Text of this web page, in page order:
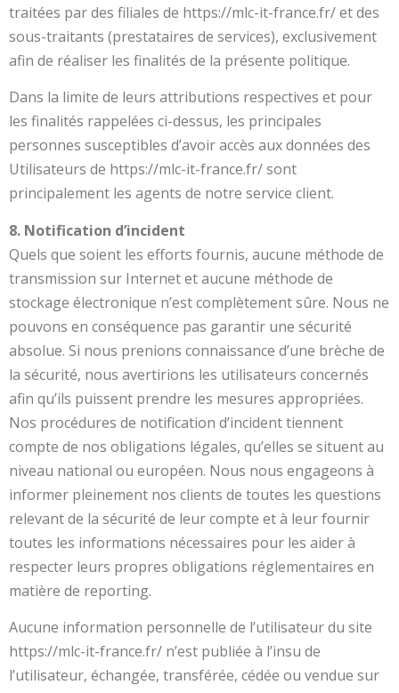
traitées par des filiales de https://mlc-it-france.fr/ et des
sous-traitants (prestataires de services), exclusivement
afin de réaliser les finalités de la présente politique.
Dans la limite de leurs attributions respectives et pour
les finalités rappelées ci-dessus, les principales
personnes susceptibles d’avoir accès aux données des
Utilisateurs de https://mlc-it-france.fr/ sont
principalement les agents de notre service client.
8. Notification d’incident
Quels que soient les efforts fournis, aucune méthode de
transmission sur Internet et aucune méthode de
stockage électronique n’est complètement sûre. Nous ne
pouvons en conséquence pas garantir une sécurité
absolue. Si nous prenions connaissance d’une brèche de
la sécurité, nous avertirions les utilisateurs concernés
afin qu’ils puissent prendre les mesures appropriées.
Nos procédures de notification d’incident tiennent
compte de nos obligations légales, qu’elles se situent au
niveau national ou européen. Nous nous engageons à
informer pleinement nos clients de toutes les questions
relevant de la sécurité de leur compte et à leur fournir
toutes les informations nécessaires pour les aider à
respecter leurs propres obligations réglementaires en
matière de reporting.
Aucune information personnelle de l’utilisateur du site
https://mlc-it-france.fr/ n’est publiée à l’insu de
l’utilisateur, échangée, transférée, cédée ou vendue sur